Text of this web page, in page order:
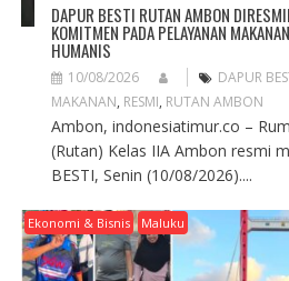
DAPUR BESTI RUTAN AMBON
KOMITMEN PADA PELAYANAN
HUMANIS
10/08/2026 DAPUR
MAKANAN, RESMI, RUTAN AMBON
Ambon, indonesiatimur.co –
(Rutan) Kelas IIA Ambon resmi
BESTI, Senin (10/08/2026)....
Ekonomi & Bisnis Maluku